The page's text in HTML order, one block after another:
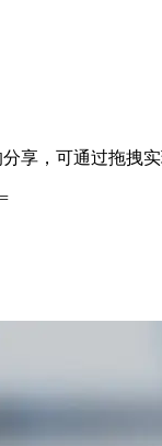
享，可通过拖拽实